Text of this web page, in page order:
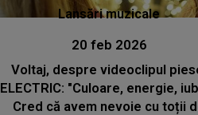
Lansări muzicale
20 feb 2026
Voltaj, despre videoclipul
ELECTRIC: "Culoare, energie,
Cred că avem nevoie cu toții